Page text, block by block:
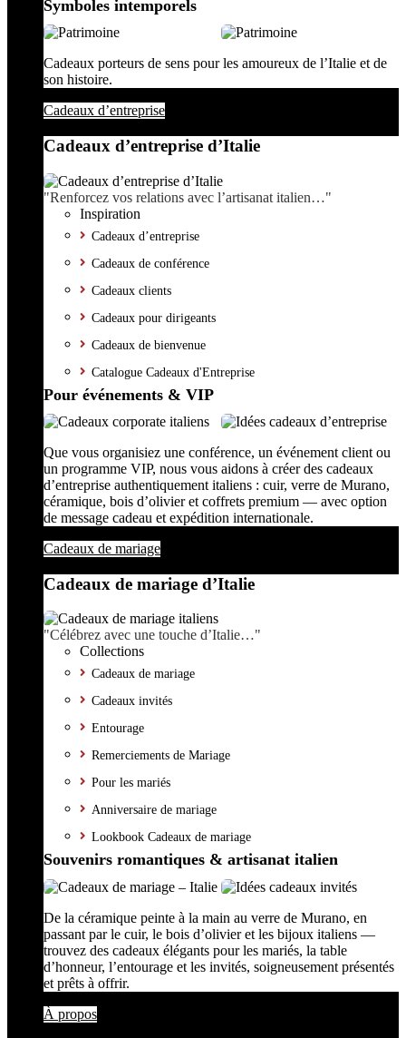
Symboles intemporels
Cadeaux porteurs de sens pour les amoureux de l’Italie et de
son histoire.
Cadeaux d’entreprise
Cadeaux d’entreprise d’Italie
"Renforcez vos relations avec l’artisanat italien…"
Inspiration
Cadeaux d’entreprise
Cadeaux de conférence
Cadeaux clients
Cadeaux pour dirigeants
Cadeaux de bienvenue
Catalogue Cadeaux d'Entreprise
Pour événements & VIP
Que vous organisiez une conférence, un événement client ou
un programme VIP, nous vous aidons à créer des cadeaux
d’entreprise authentiquement italiens : cuir, verre de Murano,
céramique, bois d’olivier et coffrets premium — avec option
de message cadeau et expédition internationale.
Cadeaux de mariage
Cadeaux de mariage d’Italie
"Célébrez avec une touche d’Italie…"
Collections
Cadeaux de mariage
Cadeaux invités
Entourage
Remerciements de Mariage
Pour les mariés
Anniversaire de mariage
Lookbook Cadeaux de mariage
Souvenirs romantiques & artisanat italien
De la céramique peinte à la main au verre de Murano, en
passant par le cuir, le bois d’olivier et les bijoux italiens —
trouvez des cadeaux élégants pour les mariés, la table
d’honneur, l’entourage et les invités, soigneusement présentés
et prêts à offrir.
À propos